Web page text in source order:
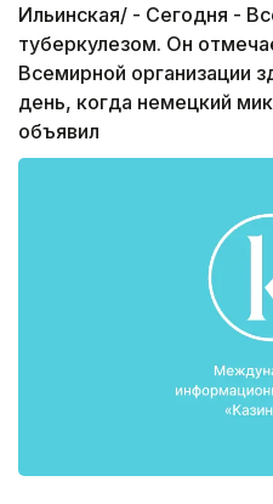
Ильинская/ - Сегодня -
туберкулезом. Он
Всемирной организации
день, когда немецкий
объявил